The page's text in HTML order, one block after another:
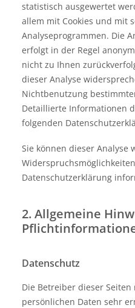
statistisch ausgewertet
allem mit Cookies und mit
Analyseprogrammen. Die
erfolgt in der Regel
nicht zu Ihnen
dieser Analyse
Nichtbenutzung
Detaillierte Informationen
folgenden
Sie können dieser Analyse
Datenschutzerklärung
2. Allgemeine
Datenschutz
Die Betreiber dieser
persönlichen Daten sehr